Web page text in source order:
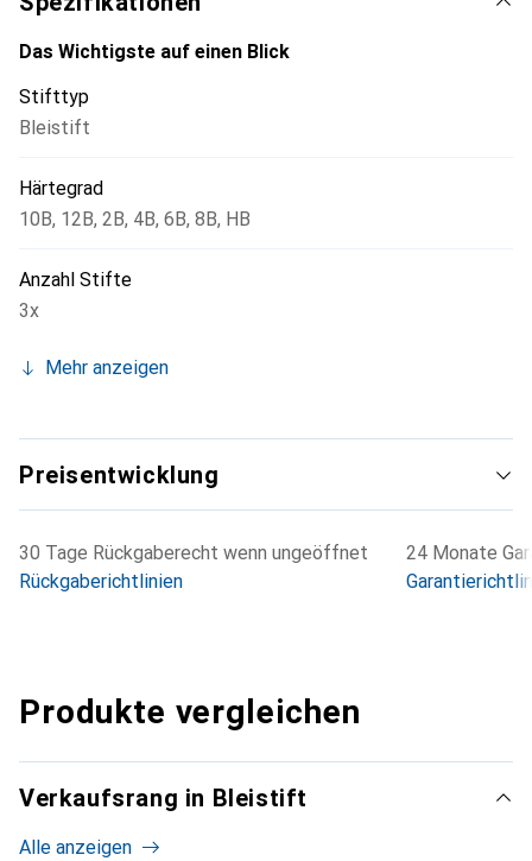
Das Wichtigste auf einen Blick
Stifttyp
Bleistift
Härtegrad
10B, 12B, 2B, 4B, 6B, 8B, HB
Anzahl Stifte
3x
Mehr anzeigen
Preisentwicklung
30 Tage Rückgaberecht wenn ungeöffnet
Rückgaberichtlinien
24 Monate
Produkte vergleichen
Verkaufsrang in Bleistift
Alle anzeigen